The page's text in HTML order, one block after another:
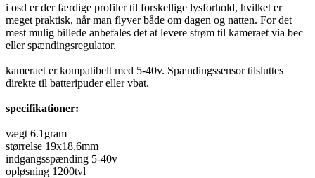
i osd er der færdige profiler til forskellige lysforhold, hvilket er
meget praktisk, når man flyver både om dagen og natten. For det
mest mulig billede anbefales det at levere strøm til kameraet via bec
eller spændingsregulator.
kameraet er kompatibelt med 5-40v. Spændingssensor tilsluttes
direkte til batteripuder eller vbat.
specifikationer:
vægt 6.1gram
størrelse 19x18,6mm
indgangsspænding 5-40v
opløsning 1200tvl